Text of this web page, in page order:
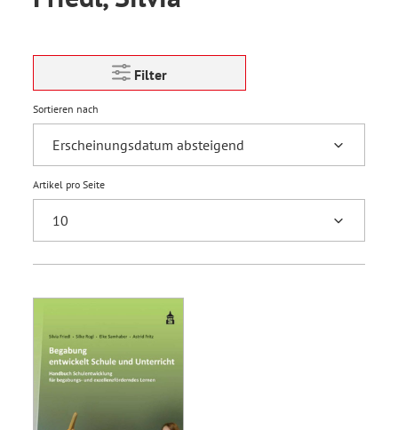
Filter
Sortieren nach
Artikel pro Seite